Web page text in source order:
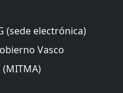
(sede electrónica)
Vasco